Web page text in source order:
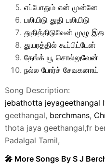
எப்போதும் என் முன்னே
பலியிடு துதி பலியிடு
துதித்திடுவேன் முழு
துயரத்தில் கூப்பிட்டேன்
தேங்க் யூ சொல்லுவேன்
நல்ல போர்ச் சேவகனாய்
Song Description:
jebathotta jeyageethangal
geethangal, berchmans,
thota jaya geethangal,fr
Padalgal Tamil,
🎤 More Songs By S J